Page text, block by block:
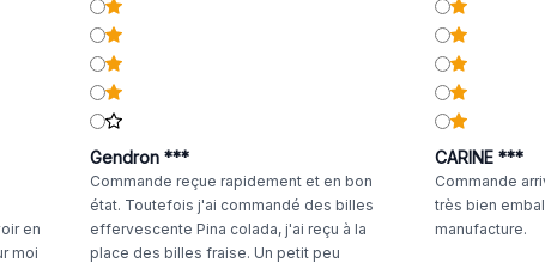
en
moi
Gendron ***
Commande reçue rapidement et en bon
état. Toutefois j'ai commandé des billes
effervescente Pina colada, j'ai reçu à la
place des billes fraise. Un petit peu
CARINE ***
Commande
très bien
manufacture.